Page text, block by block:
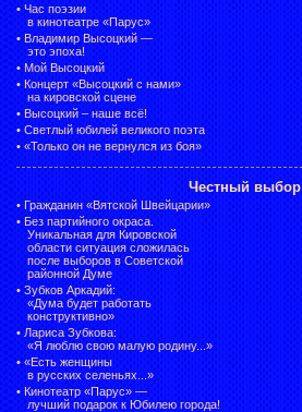
• Час поэзии
в кинотеатре «Парус»
• Владимир Высоцкий —
это эпоха!
• Мой Высоцкий
• Концерт «Высоцкий с нами»
на кировской сцене
• Высоцкий – наше всё!
• Светлый юбилей великого поэта
• «Только он не вернулся из боя»
Честный выбор
• Гражданин «Вятской Швейцарии»
• Без партийного окраса.
Уникальная для Кировской
области ситуация сложилась
после выборов в Советской
районной Думе
• Зубков Аркадий:
«Дума будет работать
конструктивно»
• Лариса Зубкова:
«Я люблю свою малую родину...»
• «Есть женщины
в русских селеньях...»
• Кинотеатр «Парус» —
лучший подарок к Юбилею города!